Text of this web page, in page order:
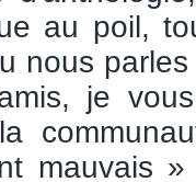
au poil,
nous
je
mauvais